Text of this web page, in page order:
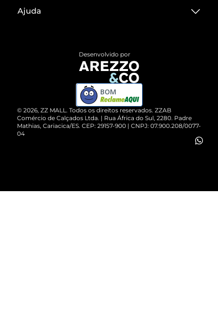
Termos de Uso
ZZ MALL é confiável
Cartão Presente
Vendas Corporativas
Ajuda
Devolução do Produto
Compre pelo WhatsApp
© 2026, ZZ MALL. Todos os direitos reservados. ZZAB
Comércio de Calçados Ltda. | Rua África do Sul, 2280. Padre
Mathias, Cariacica/ES. CEP: 29157-900 | CNPJ: 07.900.208/0077-
04
Desenvolvido por
BOM